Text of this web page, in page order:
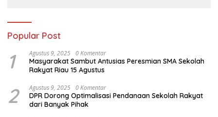
Popular Post
1 Agustus 9, 2025 0 Komentar
Masyarakat Sambut Antusias Peresmian SMA Sekolah
Rakyat Riau 15 Agustus
2 Agustus 9, 2025 0 Komentar
DPR Dorong Optimalisasi Pendanaan Sekolah Rakyat
dari Banyak Pihak